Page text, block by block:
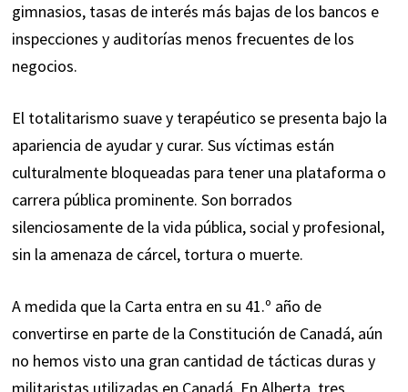
gimnasios, tasas de interés más bajas de los bancos e
inspecciones y auditorías menos frecuentes de los
negocios.
El totalitarismo suave y terapéutico se presenta bajo la
apariencia de ayudar y curar. Sus víctimas están
culturalmente bloqueadas para tener una plataforma o
carrera pública prominente. Son borrados
silenciosamente de la vida pública, social y profesional,
sin la amenaza de cárcel, tortura o muerte.
A medida que la Carta entra en su 41.º año de
convertirse en parte de la Constitución de Canadá, aún
no hemos visto una gran cantidad de tácticas duras y